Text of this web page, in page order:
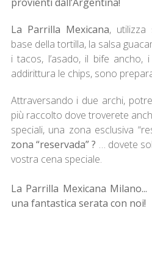
La Parrilla Mexicana, utilizza
base della tortilla, la salsa
i tacos, l’asado, il bife
addirittura le chips, sono
Attraversando i due archi,
più raccolto dove troverete
speciali, una zona esclusiva
zona “reservada” ? … dovete
vostra cena speciale.
La Parrilla Mexicana
una fantastica serata con noi!